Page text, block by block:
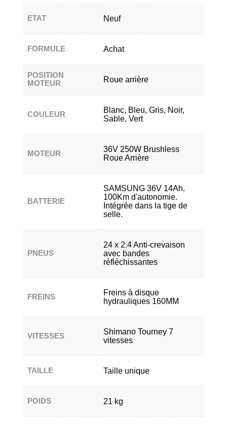
ETAT Neuf
FORMULE Achat
POSITION
MOTEUR
Roue arrière
COULEUR
Blanc, Bleu, Gris, Noir,
Sable, Vert
MOTEUR
36V 250W Brushless
Roue Arrière
BATTERIE
SAMSUNG 36V 14Ah.
100Km d'autonomie.
Intégrée dans la tige de
selle.
PNEUS
24 x 2.4 Anti-crevaison
avec bandes
réfléchissantes
FREINS
Freins à disque
hydrauliques 160MM
VITESSES
Shimano Tourney 7
vitesses
TAILLE Taille unique
POIDS 21 kg